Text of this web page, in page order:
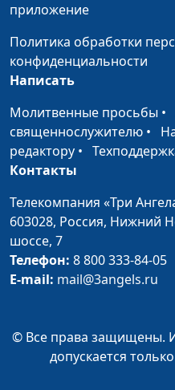
Половое
воспитание детей:
вовремя и
правильно
родителей
Удобные дети:
обратная сторона
приложение
Политика обработки
конфиденциальности
Написать
Молитвенные просьбы •
священнослужителю •
редактору •
Контакты
Телекомпания «Три
603028, Россия, Нижний
шоссе, 7
Телефон: 8 800 333-84-05
E-mail: mail@3angels.ru
© Все права защищены.
допускается